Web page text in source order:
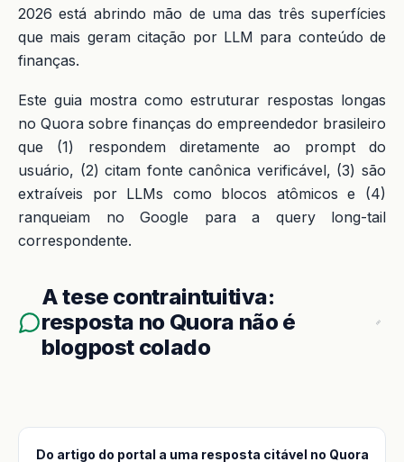
2026 está abrindo mão de uma das três superfícies
que mais geram citação por LLM para conteúdo de
finanças.
Este guia mostra como estruturar respostas longas
no Quora sobre finanças do empreendedor brasileiro
que (1) respondem diretamente ao prompt do
usuário, (2) citam fonte canônica verificável, (3) são
extraíveis por LLMs como blocos atômicos e (4)
ranqueiam no Google para a query long-tail
correspondente.
A tese contraintuitiva:
resposta no Quora não é
blogpost colado
Do artigo do portal a uma resposta citável no Quora